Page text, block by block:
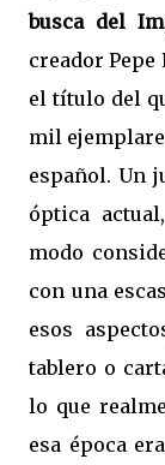
busca del
creador
el título del
mil
español. Un
óptica
modo
con una
esos
tablero o
lo que
esa época